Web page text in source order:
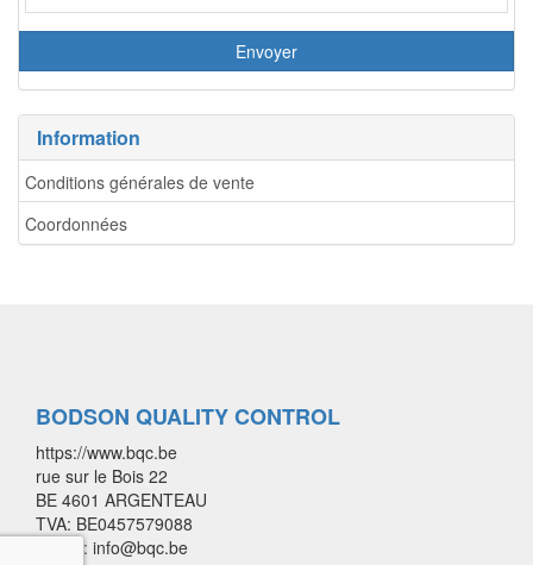
Information
Conditions générales de vente
Coordonnées
BODSON QUALITY CONTROL
https://www.bqc.be
rue sur le Bois 22
BE 4601 ARGENTEAU
TVA: BE0457579088
E-mail: info@bqc.be